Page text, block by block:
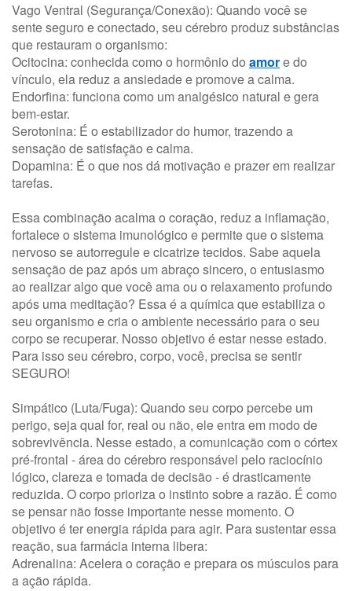
Vago Ventral (Segurança/Conexão): Quando você se
sente seguro e conectado, seu cérebro produz substâncias
que restauram o organismo:
Ocitocina: conhecida como o hormônio do amore do
vínculo, ela reduz a ansiedade e promove a calma.
Endorfina: funciona como um analgésico natural e gera
bem-estar.
Serotonina: É o estabilizador do humor, trazendo a
sensação de satisfação e calma.
Dopamina: É o que nos dá motivação e prazer em realizar
tarefas.
Essa combinação acalma o coração, reduz a inflamação,
fortalece o sistema imunológico e permite que o sistema
nervoso se autorregule e cicatrize tecidos. Sabe aquela
sensação de paz após um abraço sincero, o entusiasmo
ao realizar algo que você ama ou o relaxamento profundo
após uma meditação? Essa é a química que estabiliza o
seu organismo e cria o ambiente necessário para o seu
corpo se recuperar. Nosso objetivo é estar nesse estado.
Para isso seu cérebro, corpo, você, precisa se sentir
SEGURO!
Simpático (Luta/Fuga): Quando seu corpo percebe um
perigo, seja qual for, real ou não, ele entra em modo de
sobrevivência. Nesse estado, a comunicação com o córtex
pré-frontal - área do cérebro responsável pelo raciocínio
lógico, clareza e tomada de decisão - é drasticamente
reduzida. O corpo prioriza o instinto sobre a razão. É como
se pensar não fosse importante nesse momento. O
objetivo é ter energia rápida para agir. Para sustentar essa
reação, sua farmácia interna libera:
Adrenalina: Acelera o coração e prepara os músculos para
a ação rápida.